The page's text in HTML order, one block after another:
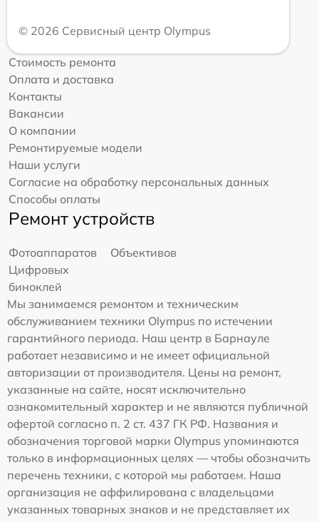
© 2026 Сервисный центр Olympus
Стоимость ремонта
Оплата и доставка
Контакты
Вакансии
О компании
Ремонтируемые модели
Наши услуги
Согласие на обработку персональных данных
Способы оплаты
Ремонт устройств
Фотоаппаратов
Объективов
Цифровых
биноклей
Мы занимаемся ремонтом и техническим
обслуживанием техники Olympus по истечении
гарантийного периода. Наш центр в Барнауле
работает независимо и не имеет официальной
авторизации от производителя. Цены на ремонт,
указанные на сайте, носят исключительно
ознакомительный характер и не являются публичной
офертой согласно п. 2 ст. 437 ГК РФ. Названия и
обозначения торговой марки Olympus упоминаются
только в информационных целях — чтобы обозначить
перечень техники, с которой мы работаем. Наша
организация не аффилирована с владельцами
указанных товарных знаков и не представляет их